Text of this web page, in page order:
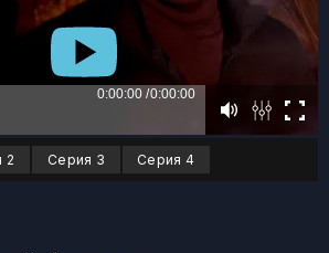
2 Серия 3 Серия 4